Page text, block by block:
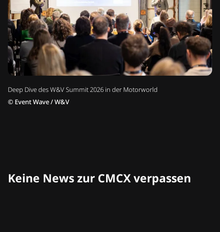
Deep Dive des W&V Summit 2026 in der Motorworld
© Event Wave / W&V
Keine News zur CMCX verpassen